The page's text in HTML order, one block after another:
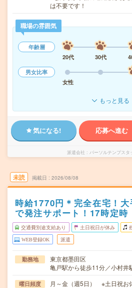
は不要です！
職場の雰囲気
年齢層
20代
30代
男女比率
女性
もっと見る
気になる! 応募へ進む
派遣会社 パーソルテンプスタ
未読 掲載日 2026/08/08
時給1770円＊完全在宅！
で発注サポート！17時定時
交通費別途支給あり 土日祝日が休み
WEB登録OK 派遣
勤務地
東京都墨田区
亀戸駅から徒歩11分／小村井
曜日頻度 月～金（週5日） ※土日祝お